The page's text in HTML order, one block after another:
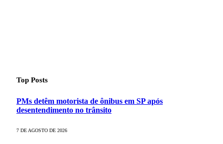
Top Posts
PMs detêm motorista de ônibus em SP após
desentendimento no trânsito
7 DE AGOSTO DE 2026